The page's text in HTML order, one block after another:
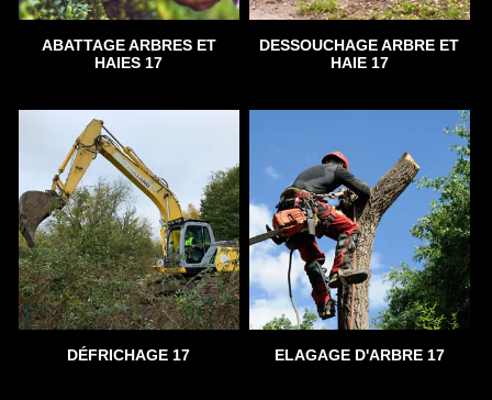
ABATTAGE ARBRES ET
HAIES 17
DESSOUCHAGE ARBRE ET
HAIE 17
DÉFRICHAGE 17 ELAGAGE D'ARBRE 17